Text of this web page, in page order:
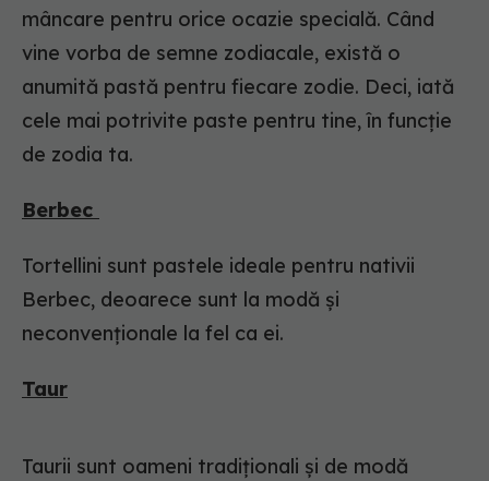
mâncare pentru orice ocazie specială. Când
vine vorba de semne zodiacale, există o
anumită pastă pentru fiecare zodie. Deci, iată
cele mai potrivite paste pentru tine, în funcție
de zodia ta.
Berbec
Tortellini sunt pastele ideale pentru nativii
Berbec, deoarece sunt la modă și
neconvenționale la fel ca ei.
Taur
Taurii sunt oameni tradiționali și de modă